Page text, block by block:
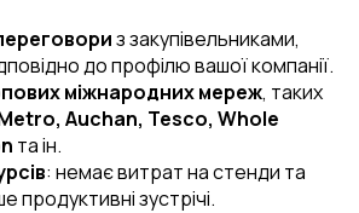
з закупівельниками,
до профілю вашої компанії.
міжнародних мереж, таких
Auchan, Tesco, Whole
та ін.
: немає витрат на стенди та
продуктивні зустрічі.